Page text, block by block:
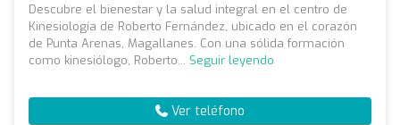
Descubre el bienestar y la salud integral en el centro de
Kinesiología de Roberto Fernández, ubicado en el corazón
de Punta Arenas, Magallanes. Con una sólida formación
como kinesiólogo, Roberto... Seguir leyendo
Ver teléfono